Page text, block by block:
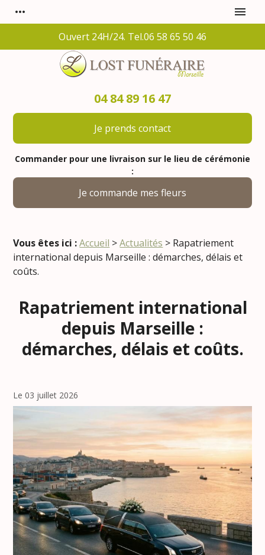
more_horiz menu
Ouvert 24H/24. Tel.06 58 65 50 46
04 84 89 16 47
Je prends contact
Commander pour une livraison sur le lieu de cérémonie
:
Je commande mes fleurs
Vous êtes ici : Accueil >Actualités > Rapatriement
international depuis Marseille : démarches, délais et
coûts.
Rapatriement international
depuis Marseille :
démarches, délais et coûts.
Le 03 juillet 2026